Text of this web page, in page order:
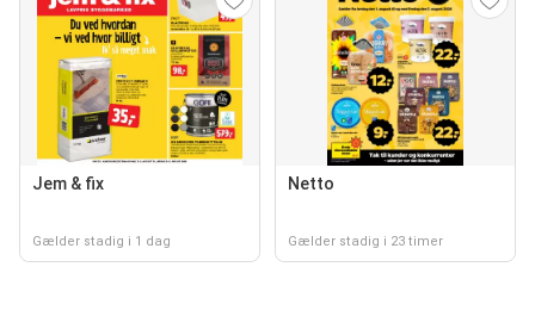
Jem & fix
Gælder stadig i 1 dag
Netto
Gælder stadig i 23 timer